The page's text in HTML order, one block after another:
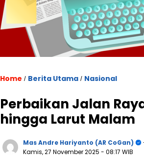
Home / Berita Utama / Nasional
Perbaikan Jalan
hingga Larut Malam
Mas Andre Hariyanto (AR CoGan)
Kamis, 27 November 2025 - 08:17 WIB